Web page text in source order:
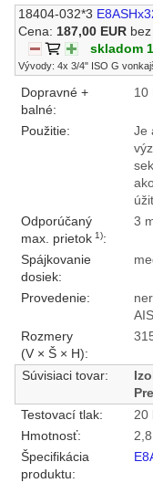
18404-032*3
Cena:187,00 EUR
skladom
Vývody: 4x 3/4" ISO G
Dopravné +
balné:
10
Použitie:
Je
Odporúčaný
max. prietok1):
3
Spájkovanie
dosiek:
Provedenie:
Rozmery
(V × Š × H):
Súvisiaci tovar:
Testovací tlak:
20
Hmotnosť:
Špecifikácia
produktu: